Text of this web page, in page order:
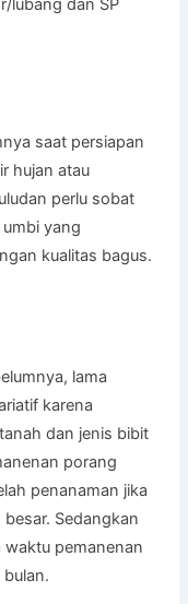
saat persiapan
hujan atau
perlu sobat
yang
kualitas bagus.
lama
karena
dan jenis bibit
porang
penanaman jika
Sedangkan
waktu pemanenan